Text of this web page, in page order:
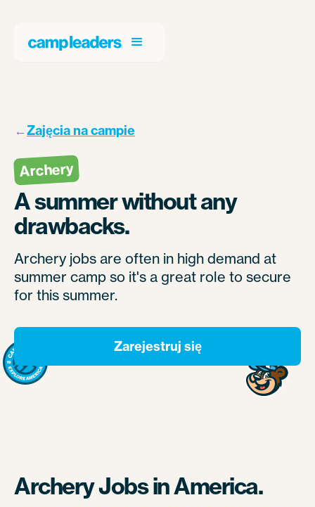
←Zajęcia na campie
Archery
A summer without any
drawbacks.
Archery jobs are often in high demand at
summer camp so it's a great role to secure
for this summer.
Zarejestruj się
Archery Jobs in America.